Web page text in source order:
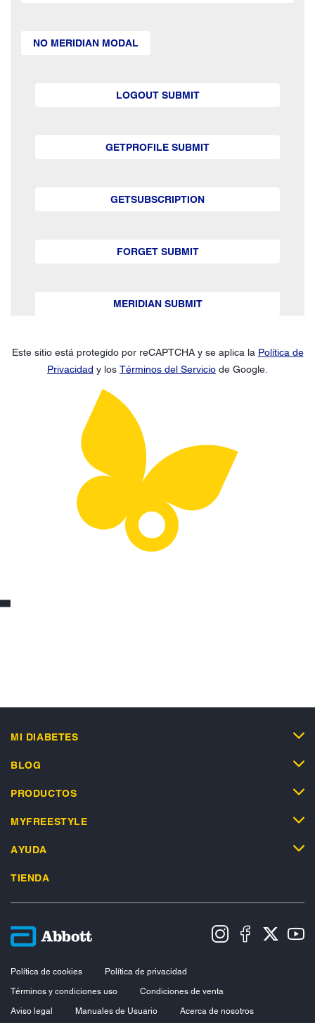
NO MERIDIAN MODAL
LOGOUT SUBMIT
GETPROFILE SUBMIT
GETSUBSCRIPTION
FORGET SUBMIT
MERIDIAN SUBMIT
Este sitio está protegido por reCAPTCHA y se aplica la Política de
Privacidad y los Términos del Servicio de Google.
MI DIABETES
BLOG
PRODUCTOS
MYFREESTYLE
AYUDA
TIENDA
Política de cookies
Política de privacidad
Términos y condiciones uso
Condiciones de venta
Aviso legal
Manuales de Usuario
Acerca de nosotros